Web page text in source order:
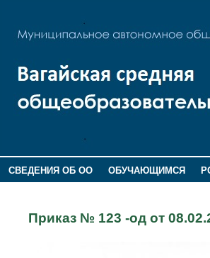
СВЕДЕНИЯ ОБ ОО ОБУЧАЮЩИМСЯ
Приказ № 123 -од от